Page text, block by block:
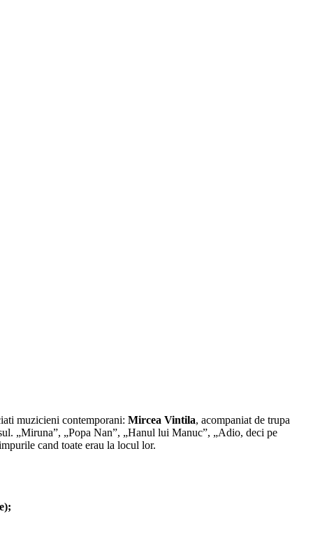
muzicieni contemporani: Mircea Vintila, acompaniat de trupa
„Miruna”, „Popa Nan”, „Hanul lui Manuc”, „Adio, deci pe
cand toate erau la locul lor.